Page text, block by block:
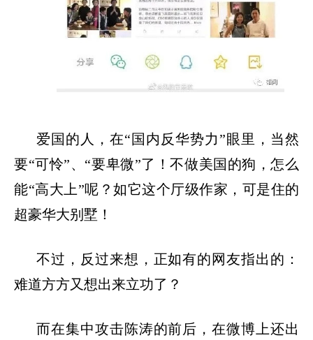
爱国的人，在“国内反华势力”眼里，当然
要“可怜”、“要卑微”了！不做美国的狗，怎么
能“高大上”呢？如它这个厅级作家，可是住的
超豪华大别墅！
不过，反过来想，正如有的网友指出的：
难道方方又想出来立功了？
而在集中攻击陈涛的前后，在微博上还出